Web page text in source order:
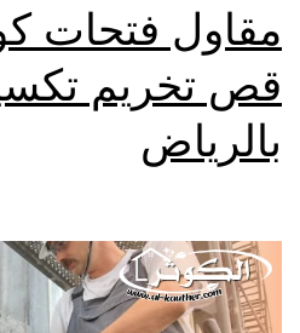
مقاول فتحات
قص تخريم
بالرياض